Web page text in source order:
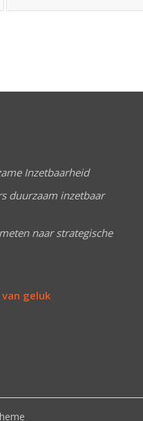
Inzetbaarheid
duurzaam inzetbaar
naar strategische
geluk